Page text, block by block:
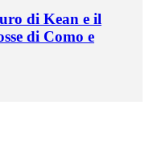
di Kean e il
di Como e